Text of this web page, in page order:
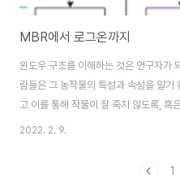
MBR에서 로그온까지
윈도우 구조를 이해하는 것은 연구자가
람들은 그 농작물의 특성과 속성을 알기
고 이를 통해 작물이 잘 죽지 않도록, 혹
을 개선하게 된다. 두번째는 바로 탐험가
2022. 2. 9.
1